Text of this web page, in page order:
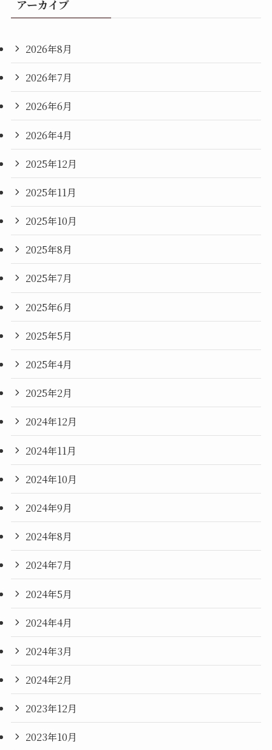
アーカイブ
2026年8月
2026年7月
2026年6月
2026年4月
2025年12月
2025年11月
2025年10月
2025年8月
2025年7月
2025年6月
2025年5月
2025年4月
2025年2月
2024年12月
2024年11月
2024年10月
2024年9月
2024年8月
2024年7月
2024年5月
2024年4月
2024年3月
2024年2月
2023年12月
2023年10月